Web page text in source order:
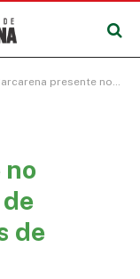
presente no Colegiado Nacional de Gestores Municipais de Assistência Social
de